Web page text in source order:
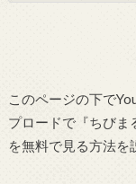
このページの下で
プロードで『ちびま
を無料で見る方法を